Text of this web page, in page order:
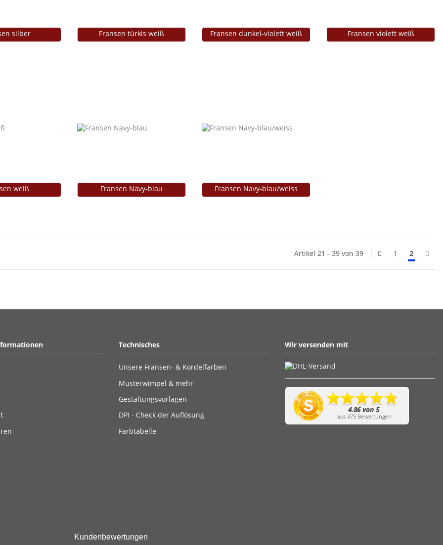
silber Fransen türkis weiß Fransen dunkel-violett weiß Fransen violett weiß
weiß Fransen Navy-blau Fransen Navy-blau/weiss
Artikel 21 - 39 von 39 1 2
Technisches
Unsere Fransen- & Kordelfarben
Musterwimpel & mehr
Gestaltungsvorlagen
DPI - Check der Auflösung
Farbtabelle
Wir versenden mit
Kundenbewertungen